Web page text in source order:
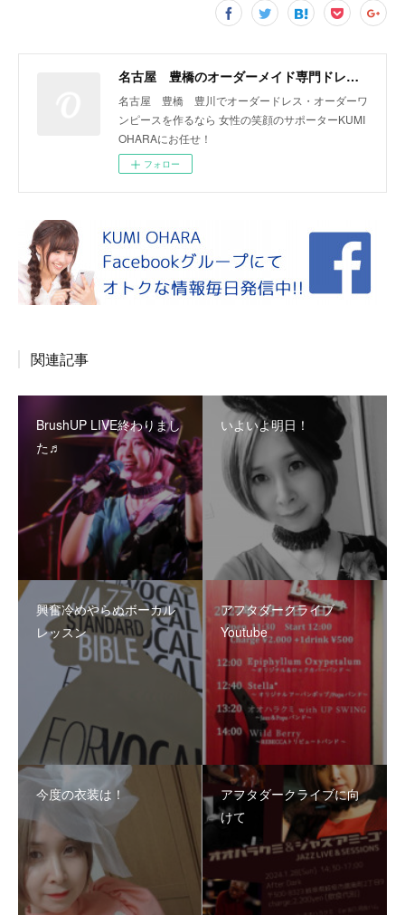
名古屋 豊橋のオーダーメイド専門ドレスデザイナー KUMI OHARA
名古屋 豊橋 豊川でオーダードレス・オーダーワ
ンピースを作るなら 女性の笑顔のサポーターKUMI
OHARAにお任せ！
フォロー
関連記事
BrushUP LIVE終わりまし
た♬
いよいよ明日！
興奮冷めやらぬボーカル
レッスン
アフタダークライブ
Youtube
今度の衣装は！
アフタダークライブに向
けて